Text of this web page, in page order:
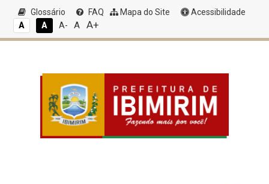
Glossário FAQ Mapa do Site
Acessibilidade
A
A A- A A+